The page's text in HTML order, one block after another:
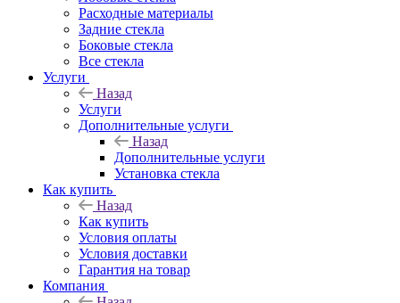
Расходные материалы
Задние стекла
Боковые стекла
Все стекла
Услуги
Назад
Услуги
Дополнительные услуги
Назад
Дополнительные услуги
Установка стекла
Как купить
Назад
Как купить
Условия оплаты
Условия доставки
Гарантия на товар
Компания